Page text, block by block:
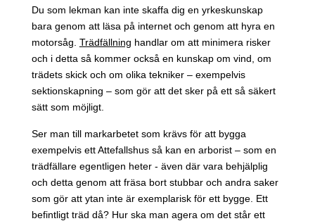
Du som lekman kan inte skaffa dig en yrkeskunskap
bara genom att läsa på internet och genom att hyra en
motorsåg. Trädfällning handlar om att minimera risker
och i detta så kommer också en kunskap om vind, om
trädets skick och om olika tekniker – exempelvis
sektionskapning – som gör att det sker på ett så säkert
sätt som möjligt.
Ser man till markarbetet som krävs för att bygga
exempelvis ett Attefallshus så kan en arborist – som en
trädfällare egentligen heter - även där vara behjälplig
och detta genom att fräsa bort stubbar och andra saker
som gör att ytan inte är exemplarisk för ett bygge. Ett
befintligt träd då? Hur ska man agera om det står ett